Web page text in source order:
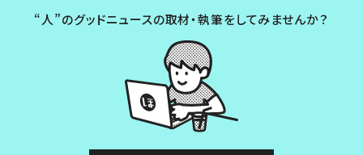
“人”のグッドニュースの取材・執筆をしてみませんか？